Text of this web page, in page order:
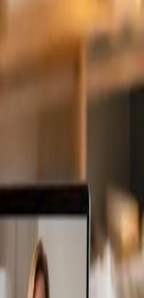
Reservar cita